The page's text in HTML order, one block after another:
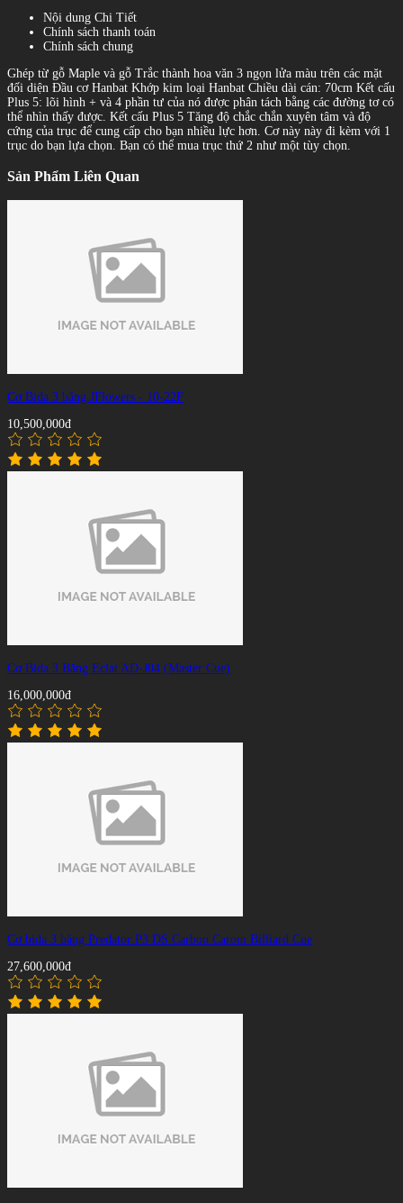
Nội dung Chi Tiết
Chính sách thanh toán
Chính sách chung
Ghép từ gỗ Maple và gỗ Trắc thành hoa văn 3 ngọn lửa màu trên các mặt
đối diện Đầu cơ Hanbat Khớp kim loại Hanbat Chiều dài cán: 70cm Kết cấu
Plus 5: lõi hình + và 4 phần tư của nó được phân tách bằng các đường tơ có
thể nhìn thấy được. Kết cấu Plus 5 Tăng độ chắc chắn xuyên tâm và độ
cứng của trục để cung cấp cho bạn nhiều lực hơn. Cơ này này đi kèm với 1
trục do bạn lựa chọn. Bạn có thể mua trục thứ 2 như một tùy chọn.
Sản Phẩm Liên Quan
Cơ Bida 3 băng JFlowers - 10-22F
10,500,000đ
Cơ Bida 3 Băng Eclat AD-J04 (Master Cue)
16,000,000đ
Cơ bida 3 băng Predator P3 DS Carbon Carom Billiard Cue
27,600,000đ